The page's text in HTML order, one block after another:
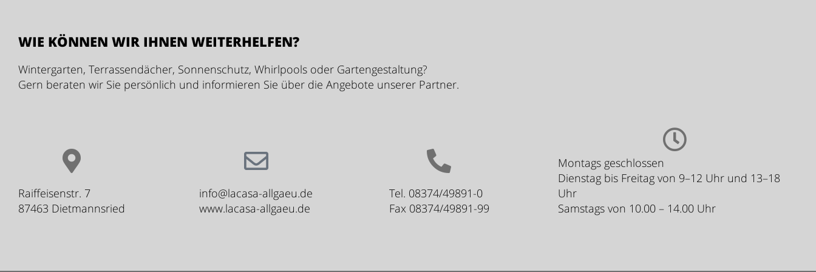
WIE KÖNNEN WIR IHNEN WEITERHELFEN?
Wintergarten, Terrassendächer, Sonnenschutz, Whirlpools oder Gartengestaltung?
Gern beraten wir Sie persönlich und informieren Sie über die Angebote unserer Partner.
Raiffeisenstr. 7
87463 Dietmannsried
info@lacasa-allgaeu.de
www.lacasa-allgaeu.de
Tel. 08374/49891-0
Fax 08374/49891-99
Montags geschlossen
Dienstag bis Freitag von 9–12 Uhr und 13–18
Uhr
Samstags von 10.00 – 14.00 Uhr